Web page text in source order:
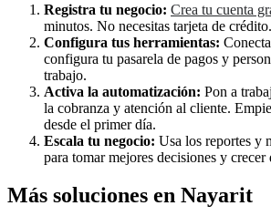
Registra tu negocio: Crea tu cuenta
minutos. No necesitas tarjeta de crédito.
Configura tus herramientas:
configura tu pasarela de pagos y
trabajo.
Activa la automatización: Pon a
la cobranza y atención al cliente.
desde el primer día.
Escala tu negocio: Usa los reportes y
para tomar mejores decisiones y crecer
Más soluciones en Nayarit